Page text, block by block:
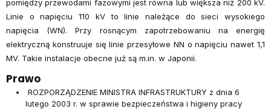
pomiędzy przewodami fazowymi jest równa lub większa niż 200 kV.
Linie o napięciu 110 kV to linie należące do sieci wysokiego
napięcia (WN). Przy rosnącym zapotrzebowaniu na energię
elektryczną konstruuje się linie przesyłowe NN o napięciu nawet 1,1
MV. Takie instalacje obecne już są m.in. w Japonii.
Prawo
ROZPORZĄDZENIE MINISTRA INFRASTRUKTURY z dnia 6
lutego 2003 r. w sprawie bezpieczeństwa i higieny pracy